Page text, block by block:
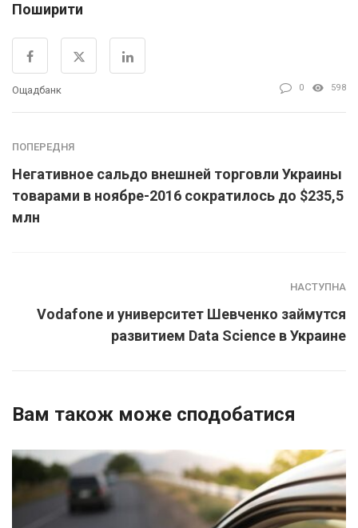
Поширити
Ощадбанк 0 598
ПОПЕРЕДНЯ
Негативное сальдо внешней торговли Украины
товарами в ноябре-2016 сократилось до $235,5
млн
НАСТУПНА
Vodafone и университет Шевченко займутся
развитием Data Science в Украине
Вам також може сподобатися